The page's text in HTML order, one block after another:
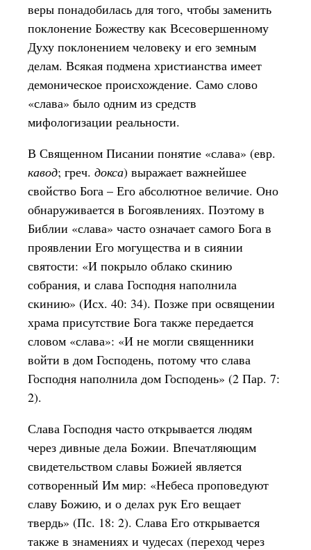
веры понадобилась для того, чтобы заменить
поклонение Божеству как Всесовершенному
Духу поклонением человеку и его земным
делам. Всякая подмена христианства имеет
демоническое происхождение. Само слово
«слава» было одним из средств
мифологизации реальности.
В Священном Писании понятие «слава» (евр.
кавод; греч. докса) выражает важнейшее
свойство Бога – Его абсолютное величие. Оно
обнаруживается в Богоявлениях. Поэтому в
Библии «слава» часто означает самого Бога в
проявлении Его могущества и в сиянии
святости: «И покрыло облако скинию
собрания, и слава Господня наполнила
скинию» (Исх. 40: 34). Позже при освящении
храма присутствие Бога также передается
словом «слава»: «И не могли священники
войти в дом Господень, потому что слава
Господня наполнила дом Господень» (2 Пар. 7:
2).
Слава Господня часто открывается людям
через дивные дела Божии. Впечатляющим
свидетельством славы Божией является
сотворенный Им мир: «Небеса проповедуют
славу Божию, и о делах рук Его вещает
твердь» (Пс. 18: 2). Слава Его открывается
также в знамениях и чудесах (переход через